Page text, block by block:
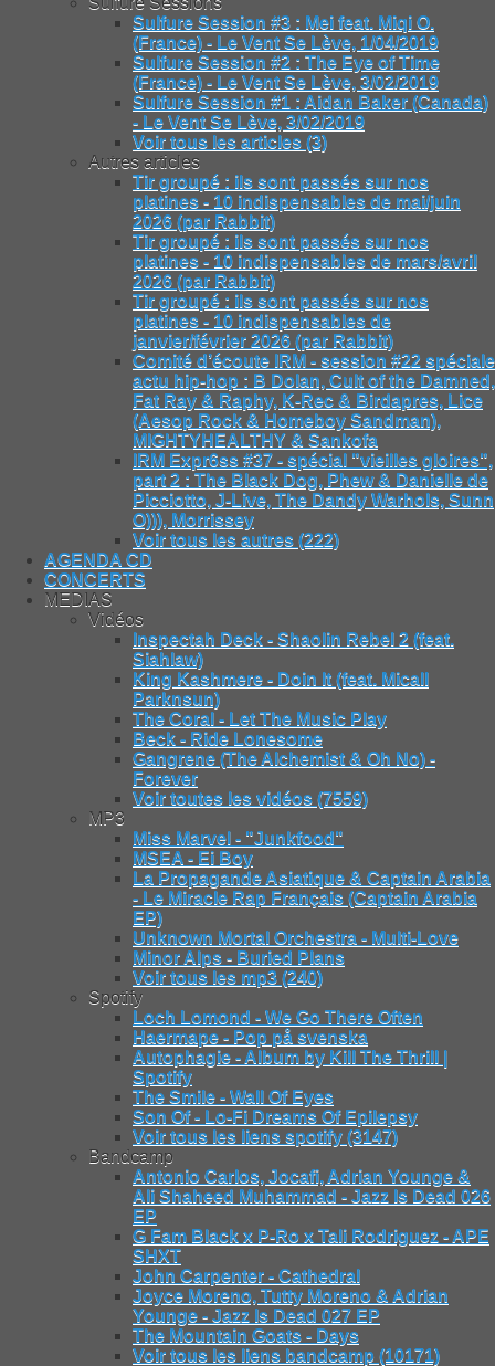
Sulfure Session #3 : Mei feat. Miqi O.
(France) - Le Vent Se Lève, 1/04/2019
Sulfure Session #2 : The Eye of Time
(France) - Le Vent Se Lève, 3/02/2019
Sulfure Session #1 : Aidan Baker (Canada)
- Le Vent Se Lève, 3/02/2019
Voir tous les articles (3)
Autres articles
Tir groupé : ils sont passés sur nos
platines - 10 indispensables de mai/juin
2026 (par Rabbit)
Tir groupé : ils sont passés sur nos
platines - 10 indispensables de mars/avril
2026 (par Rabbit)
Tir groupé : ils sont passés sur nos
platines - 10 indispensables de
janvier/février 2026 (par Rabbit)
Comité d’écoute IRM - session #22 spéciale
actu hip-hop : B Dolan, Cult of the Damned,
Fat Ray & Raphy, K-Rec & Birdapres, Lice
(Aesop Rock & Homeboy Sandman),
MIGHTYHEALTHY & Sankofa
IRM Expr6ss #37 - spécial "vieilles gloires",
part 2 : The Black Dog, Phew & Danielle de
Picciotto, J-Live, The Dandy Warhols, Sunn
O))), Morrissey
Voir tous les autres (222)
AGENDA CD
CONCERTS
MEDIAS
Vidéos
Inspectah Deck - Shaolin Rebel 2 (feat.
Siahlaw)
King Kashmere - Doin It (feat. Micall
Parknsun)
The Coral - Let The Music Play
Beck - Ride Lonesome
Gangrene (The Alchemist & Oh No) -
Forever
Voir toutes les vidéos (7559)
MP3
Miss Marvel - "Junkfood"
MSEA - Ei Boy
La Propagande Asiatique & Captain Arabia
- Le Miracle Rap Français (Captain Arabia
EP)
Unknown Mortal Orchestra - Multi-Love
Minor Alps - Buried Plans
Voir tous les mp3 (240)
Spotify
Loch Lomond - We Go There Often
Haermape - Pop på svenska
Autophagie - Album by Kill The Thrill |
Spotify
The Smile - Wall Of Eyes
Son Of - Lo-Fi Dreams Of Epilepsy
Voir tous les liens spotify (3147)
Bandcamp
Antonio Carlos, Jocafi, Adrian Younge &
Ali Shaheed Muhammad - Jazz Is Dead 026
EP
G Fam Black x P-Ro x Tali Rodriguez - APE
SHXT
John Carpenter - Cathedral
Joyce Moreno, Tutty Moreno & Adrian
Younge - Jazz Is Dead 027 EP
The Mountain Goats - Days
Voir tous les liens bandcamp (10171)